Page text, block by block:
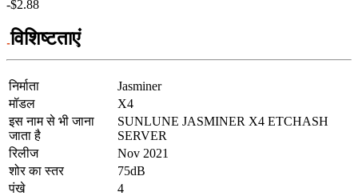
-$2.88
विशिष्टताएं
निर्माता
Jasminer
मॉडल
X4
इस नाम से भी जाना
जाता है
SUNLUNE JASMINER X4 ETCHASH
SERVER
रिलीज
Nov 2021
शोर का स्तर
75dB
पंखे
4